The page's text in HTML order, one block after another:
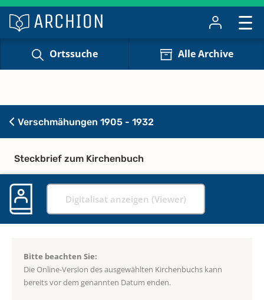
Ortssuche Alle Archive
Verschmähungen 1905 - 1932
Steckbrief zum Kirchenbuch
Digitalisat anzeigen (Viewer)
Bitte beachten Sie:
Die Online-Version des ausgewählten Kirchenbuchs kann
bereits vor dem genannten Datum enden.